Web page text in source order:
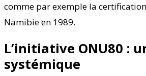
comme par exemple la
Namibie en 1989.
L’initiative ONU80 :
systémique